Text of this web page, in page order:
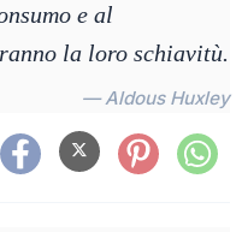
e al
la loro schiavitù.
— Aldous Huxley